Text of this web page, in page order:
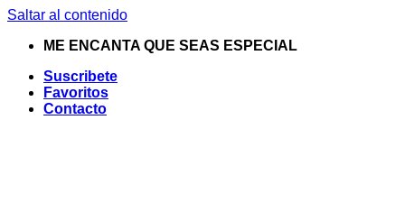
Saltar al contenido
ME ENCANTA QUE SEAS ESPECIAL
Suscribete
Favoritos
Contacto